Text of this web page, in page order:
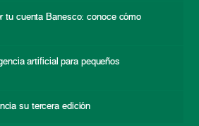
tu cuenta Banesco: conoce cómo
artificial para pequeños
su tercera edición